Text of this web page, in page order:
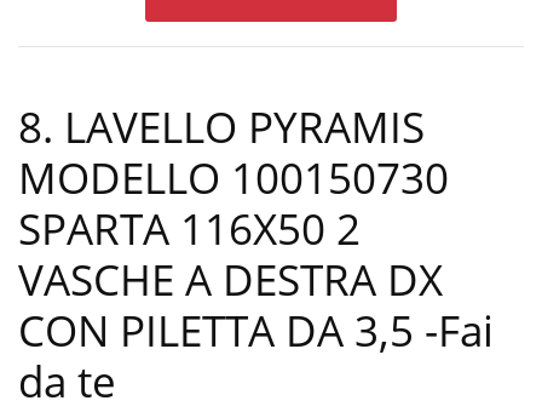
8. LAVELLO PYRAMIS
MODELLO 100150730
SPARTA 116X50 2
VASCHE A DESTRA DX
CON PILETTA DA 3,5 -Fai
da te